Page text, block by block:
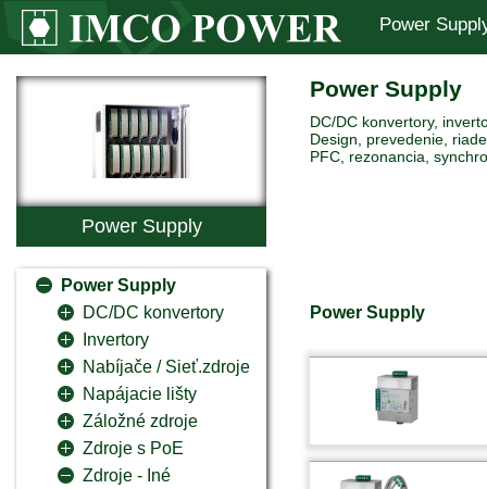
Power
Power Supply
Power Supply
DC/DC konvertory
Invertory
Nabíjače / Sieť.zdroje
Napájacie lišty
Záložné zdroje
Zdroje s PoE
Zdroje - Iné
Power Supply
DC/DC konvertory,
Design, prevedenie,
PFC, rezonancia,
Power Supply